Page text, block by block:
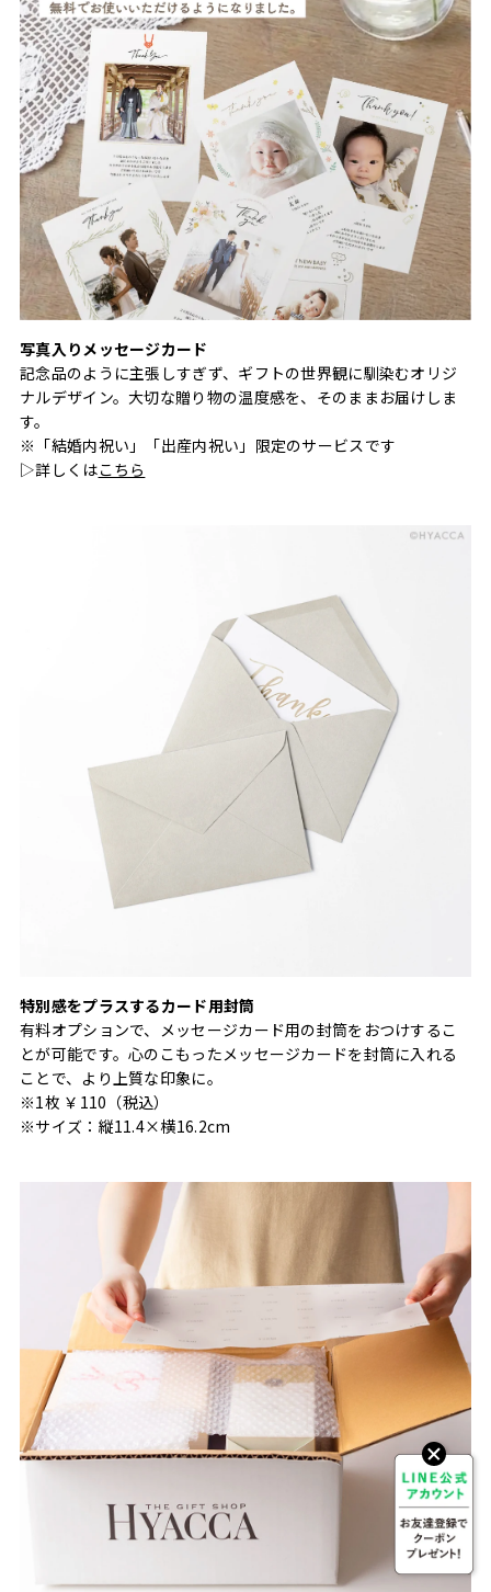
写真入りメッセージカード
記念品のように主張しすぎず、ギフトの世界観に馴染むオリジ
ナルデザイン。大切な贈り物の温度感を、そのままお届けしま
す。
※「結婚内祝い」「出産内祝い」限定のサービスです
▷詳しくはこちら
特別感をプラスするカード用封筒
有料オプションで、メッセージカード用の封筒をおつけするこ
とが可能です。心のこもったメッセージカードを封筒に入れる
ことで、より上質な印象に。
※1枚 ￥110（税込）
※サイズ：縦11.4×横16.2cm